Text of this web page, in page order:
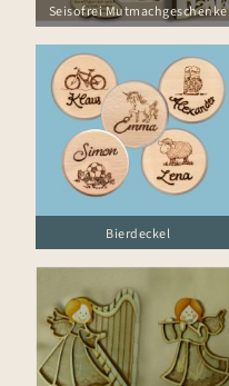
Seisofrei Mutmachgeschenke
Bierdeckel